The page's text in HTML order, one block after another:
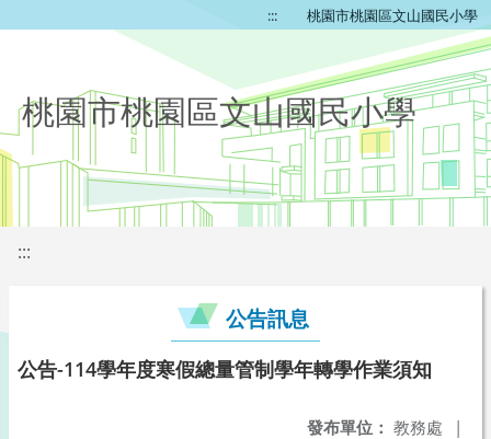
::: 桃園市桃園區文山國民小學
桃園市桃園區文山國民小學
:::
公告訊息
公告-114學年度寒假總量管制學年轉學作業須知
發布單位： 教務處 |